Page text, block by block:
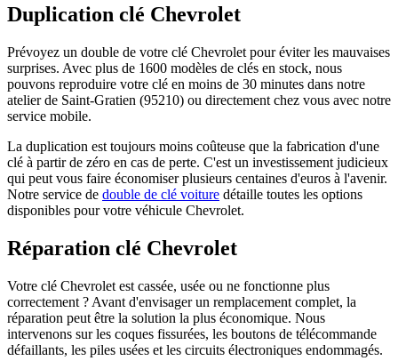
Duplication clé Chevrolet
Prévoyez un double de votre clé Chevrolet pour éviter les mauvaises
surprises. Avec plus de 1600 modèles de clés en stock, nous
pouvons reproduire votre clé en moins de 30 minutes dans notre
atelier de Saint-Gratien (95210) ou directement chez vous avec notre
service mobile.
La duplication est toujours moins coûteuse que la fabrication d'une
clé à partir de zéro en cas de perte. C'est un investissement judicieux
qui peut vous faire économiser plusieurs centaines d'euros à l'avenir.
Notre service de double de clé voiture détaille toutes les options
disponibles pour votre véhicule Chevrolet.
Réparation clé Chevrolet
Votre clé Chevrolet est cassée, usée ou ne fonctionne plus
correctement ? Avant d'envisager un remplacement complet, la
réparation peut être la solution la plus économique. Nous
intervenons sur les coques fissurées, les boutons de télécommande
défaillants, les piles usées et les circuits électroniques endommagés.